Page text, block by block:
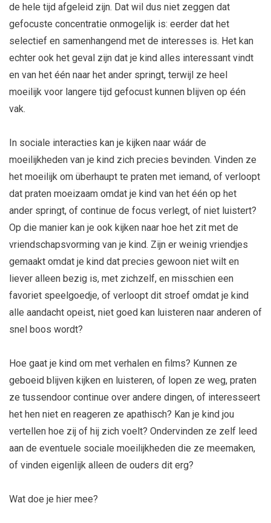
de hele tijd afgeleid zijn. Dat wil dus niet zeggen dat
gefocuste concentratie onmogelijk is: eerder dat het
selectief en samenhangend met de interesses is. Het kan
echter ook het geval zijn dat je kind alles interessant vindt
en van het één naar het ander springt, terwijl ze heel
moeilijk voor langere tijd gefocust kunnen blijven op één
vak.
In sociale interacties kan je kijken naar wáár de
moeilijkheden van je kind zich precies bevinden. Vinden ze
het moeilijk om überhaupt te praten met iemand, of verloopt
dat praten moeizaam omdat je kind van het één op het
ander springt, of continue de focus verlegt, of niet luistert?
Op die manier kan je ook kijken naar hoe het zit met de
vriendschapsvorming van je kind. Zijn er weinig vriendjes
gemaakt omdat je kind dat precies gewoon niet wilt en
liever alleen bezig is, met zichzelf, en misschien een
favoriet speelgoedje, of verloopt dit stroef omdat je kind
alle aandacht opeist, niet goed kan luisteren naar anderen of
snel boos wordt?
Hoe gaat je kind om met verhalen en films? Kunnen ze
geboeid blijven kijken en luisteren, of lopen ze weg, praten
ze tussendoor continue over andere dingen, of interesseert
het hen niet en reageren ze apathisch? Kan je kind jou
vertellen hoe zij of hij zich voelt? Ondervinden ze zelf leed
aan de eventuele sociale moeilijkheden die ze meemaken,
of vinden eigenlijk alleen de ouders dit erg?
Wat doe je hier mee?